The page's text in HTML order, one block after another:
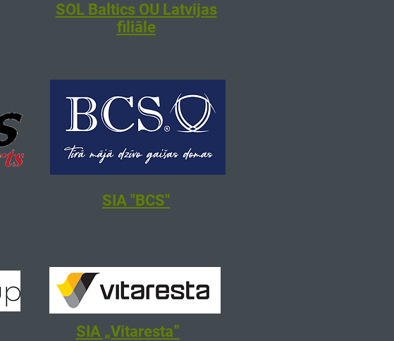
SOL Baltics OU Latvijas
filiāle
SIA "BCS"
SIA „Vitaresta”